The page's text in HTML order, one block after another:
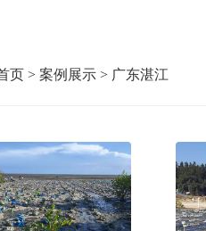
页 > 案例展示 > 广东湛江